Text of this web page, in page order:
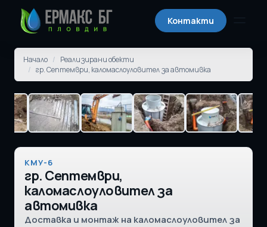
Контакти
Начало / Реализирани обекти
/ гр. Септември, каломаслоуловител за автомивка
КМУ-6
гр. Септември,
каломаслоуловител за
автомивка
Доставка и монтаж на каломаслоуловител за